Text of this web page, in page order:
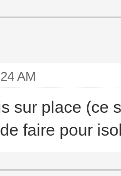
AM
sur place (ce
faire pour